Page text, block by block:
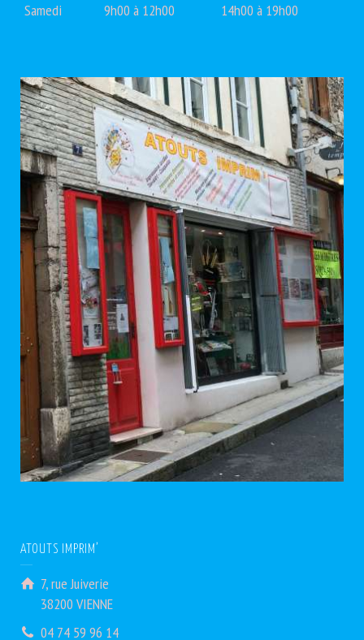
Samedi
9h00 à 12h00 14h00 à 19h00
ATOUTS IMPRIM’
7, rue Juiverie
38200 VIENNE
04 74 59 96 14